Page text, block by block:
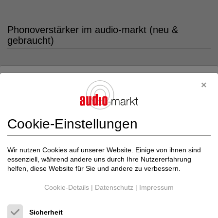
Phonoverstärker im audio-markt (neu &
gebraucht)
Cookie-Einstellungen
Wir nutzen Cookies auf unserer Website. Einige von ihnen sind
essenziell, während andere uns durch Ihre Nutzererfahrung
helfen, diese Website für Sie und andere zu verbessern.
Cookie-Details | Datenschutz | Impressum
Sicherheit